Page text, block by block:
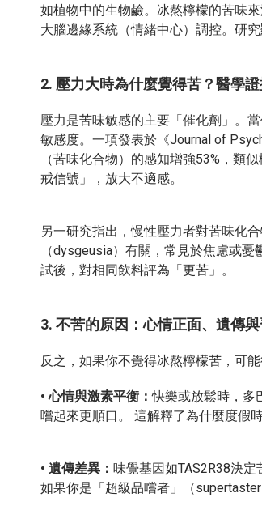
如植物中的生物鹼。冰熬檸檬的苦味
大腦邊緣系統（情緒中心）調控。研
2. 壓力大時為什麼覺得苦？醫學
壓力是苦味敏感的主要「催化劑」。
敏感度。一項發表於《Journal of
（苦味化合物）的感知增強53%，類
戒信號」，放大不適感。
另一研究指出，慢性壓力者對苦味化
（dysgeusia）有關，常見於焦慮或
試後，對相同飲料評為「更苦」。
3. 不苦的原因：心情正面、遺傳
反之，如果你不覺得冰熬檸檬苦，可
• 心情與激素平衡：快樂或放鬆時，多
嚐起來更順口。 這解釋了為什麼度假
• 遺傳差異： 味覺基因如TAS2R38決
如果你是「超級品嚐者」（